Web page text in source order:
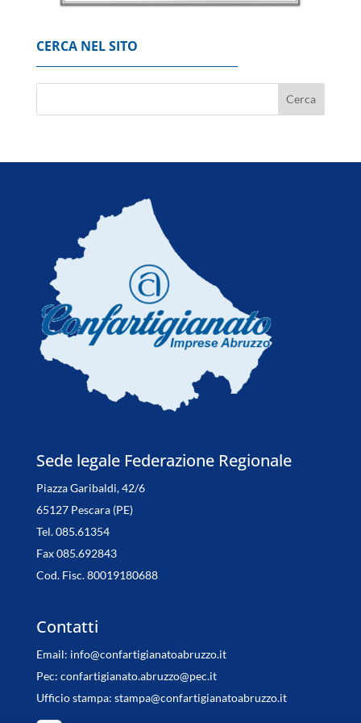
Il petrolio chiude in rialzo a New York a 77,39
6 Agosto 2026
CERCA NEL SITO
Sede legale Federazione Regionale
Piazza Garibaldi, 42/6
65127 Pescara (PE)
Tel. 085.61354
Fax 085.692843
Cod. Fisc. 80019180688
Contatti
Email: info@confartigianatoabruzzo.it
Pec: confartigianato.abruzzo@pec.it
Ufficio stampa: stampa@confartigianatoabruzzo.it